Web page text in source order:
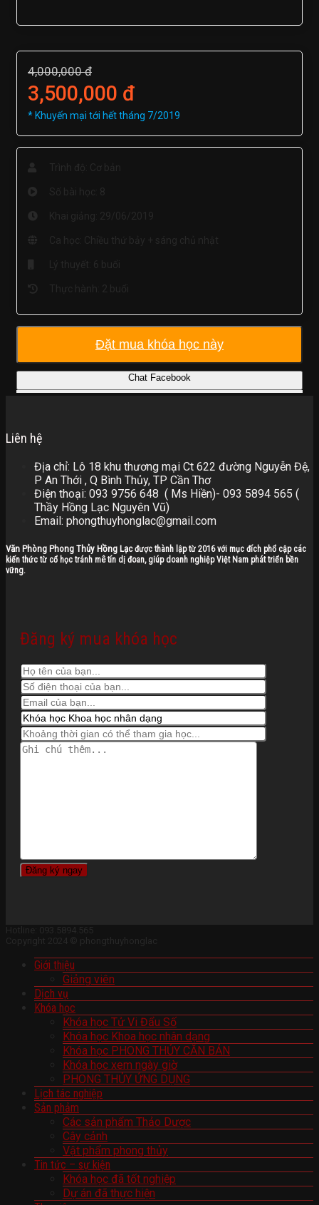
4,000,000 đ
3,500,000 đ
* Khuyến mại tới hết tháng 7/2019
Số bài học: 8
Khai giảng: 29/06/2019
Ca học: Chiều thứ bảy + sáng chủ nhật
Lý thuyết: 6 buổi
Thực hành: 2 buổi
Đặt mua khóa học này
Chat Facebook
Liên hệ
Địa chỉ: Lô 18 khu thương mại Ct 622 đường Nguyễn Đệ,
P An Thới , Q Bình Thủy, TP Cần Thơ
Điện thoại: 093 9756 648 ( Ms Hiền)- 093 5894 565 (
Thầy Hồng Lạc Nguyên Vũ)
Email: phongthuyhonglac@gmail.com
Văn Phòng Phong Thủy Hồng Lạcđược thành lập từ 2016 với mục đích phổ cập các
kiến thức từ cổ học tránh mê tín dị đoan, giúp doanh nghiệp Việt Nam phát triển bền
vững.
Đăng ký mua khóa học
Hotline: 093.5894.565
Copyright 2024 © phongthuyhonglac
Giới thiệu
Giảng viên
Dịch vụ
Khóa học
Khóa học Tử Vi Đẩu Số
Khóa học Khoa học nhân dạng
Khóa học PHONG THỦY CĂN BẢN
Khóa học xem ngày giờ
PHONG THỦY ỨNG DỤNG
Lịch tác nghiệp
Sản phảm
Các sản phẩm Thảo Dược
Cây cảnh
Vật phẩm phong thủy
Tin tức – sự kiện
Khóa học đã tốt nghiệp
Dự án đã thực hiện